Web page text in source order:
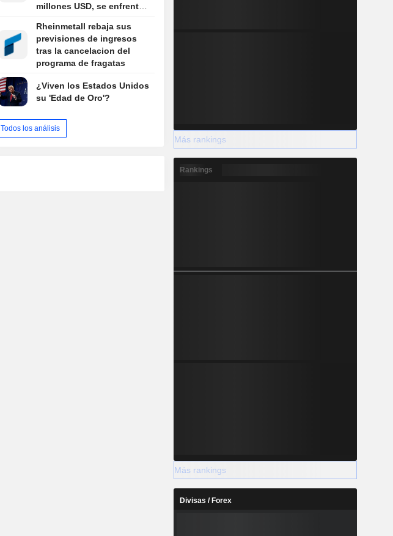
millones USD, se enfrenta
la fauna
Rheinmetall rebaja sus
previsiones de ingresos
tras la cancelacion del
programa de fragatas
¿Viven los Estados Unidos
su 'Edad de Oro'?
Todos los análisis
Más rankings
Rankings
Más rankings
Divisas / Forex